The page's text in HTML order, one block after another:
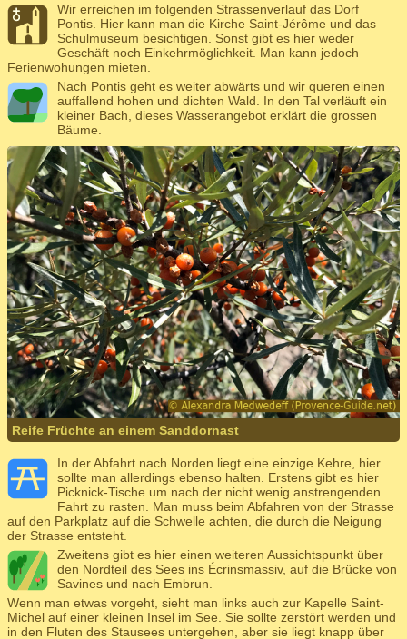
Wir erreichen im folgenden Strassenverlauf das Dorf
Pontis. Hier kann man die Kirche Saint-Jérôme und das
Schulmuseum besichtigen. Sonst gibt es hier weder
Geschäft noch Einkehrmöglichkeit. Man kann jedoch
Ferienwohungen mieten.
Nach Pontis geht es weiter abwärts und wir queren einen
auffallend hohen und dichten Wald. In den Tal verläuft ein
kleiner Bach, dieses Wasserangebot erklärt die grossen
Bäume.
Reife Früchte an einem Sanddornast
In der Abfahrt nach Norden liegt eine einzige Kehre, hier
sollte man allerdings ebenso halten. Erstens gibt es hier
Picknick-Tische um nach der nicht wenig anstrengenden
Fahrt zu rasten. Man muss beim Abfahren von der Strasse
auf den Parkplatz auf die Schwelle achten, die durch die Neigung
der Strasse entsteht.
Zweitens gibt es hier einen weiteren Aussichtspunkt über
den Nordteil des Sees ins Écrinsmassiv, auf die Brücke von
Savines und nach Embrun.
Wenn man etwas vorgeht, sieht man links auch zur Kapelle Saint-
Michel auf einer kleinen Insel im See. Sie sollte zerstört werden und
in den Fluten des Stausees untergehen, aber sie liegt knapp über